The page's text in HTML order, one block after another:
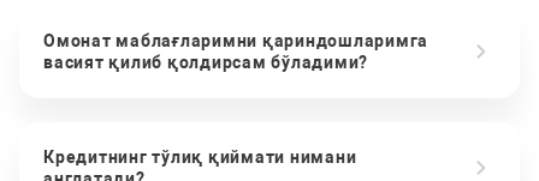
Омонат маблағларимни қариндошларимга
васият қилиб қолдирсам бўладими?
Кредитнинг тўлиқ қиймати нимани